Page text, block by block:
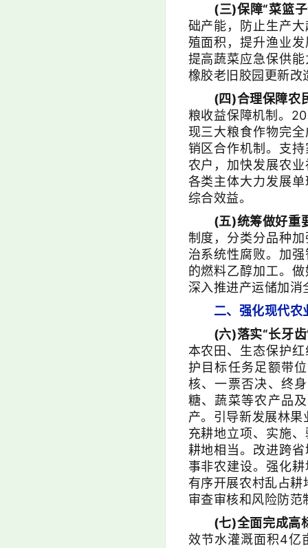
(三)保障“菜篮
础产能，防止生产
殖面积，提升渔业
提高蔬菜应急保供
橡胶老旧胶园更新改
(四)合理保障农
粮收益保障机制。
现三大粮食作物完
销区合作机制。支
农户，加快发展农
各类主体大力发展
综合效益。
(五)统筹做好重
制度，分类分品种
治系统性腐败。加
的燃料乙醇加工。
深入推进产运储加
二、强化现代农
(六)落实“长牙齿
本农田、生态保护
护目标任务足额带
核、一票否决、终
糖、蔬菜等农产品
产。引导新发展林
充耕地立项、实施
耕地相当。改进跨
事非农建设。强化
有序开展农村乱占
审查审核和风险防范
(七)全面完成高
效节水灌溉面积4亿